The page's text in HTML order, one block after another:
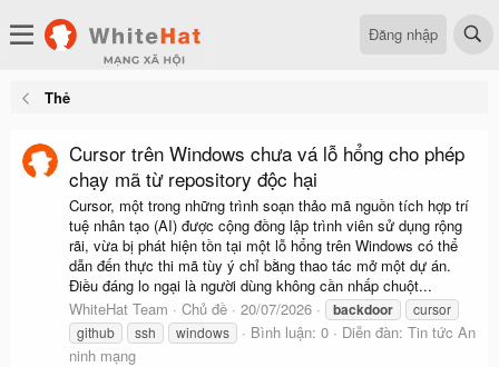
Đăng nhập
Thẻ
Cursor trên Windows chưa vá lỗ hổng cho phép
chạy mã từ repository độc hại
Cursor, một trong những trình soạn thảo mã nguồn tích hợp trí
tuệ nhân tạo (AI) được cộng đồng lập trình viên sử dụng rộng
rãi, vừa bị phát hiện tồn tại một lỗ hổng trên Windows có thể
dẫn đến thực thi mã tùy ý chỉ bằng thao tác mở một dự án.
Điều đáng lo ngại là người dùng không cần nhấp chuột...
WhiteHat Team
Chủ đề 20/07/2026 backdoor
cursor
github
ssh windows Bình luận: 0 Diễn đàn: Tin tức An
ninh mạng